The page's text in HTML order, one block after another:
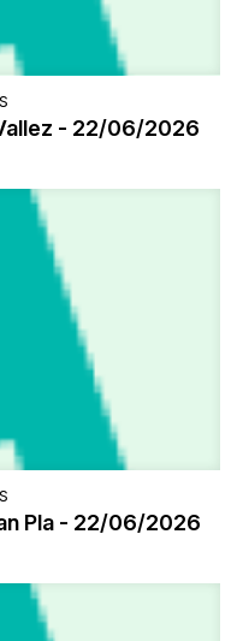
- 22/06/2026
Pla - 22/06/2026